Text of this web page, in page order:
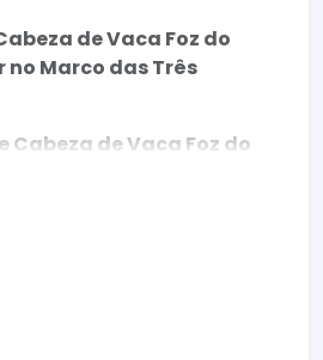
de Vaca Foz do
Marco das Três
Cabeza de Vaca Foz do
ideal para quem
com vista
local oferece uma
tranquila após